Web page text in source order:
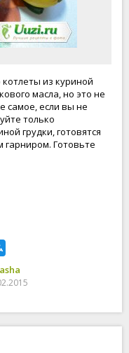
из куриной
масла, но это не
самое, если вы не
только
грудки, готовятся
Готовьте